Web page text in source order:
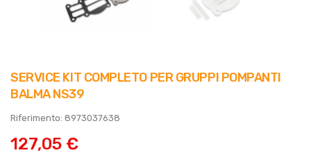
SERVICE KIT COMPLETO PER GRUPPI POMPANTI
BALMA NS39
Riferimento: 8973037638
127,05 €